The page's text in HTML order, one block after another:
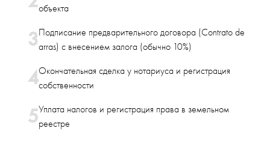
объекта
Подписание предварительного договора (Contrato de
arras) с внесением залога (обычно 10%)
Окончательная сделка у нотариуса и регистрация
собственности
Уплата налогов и регистрация права в земельном
реестре